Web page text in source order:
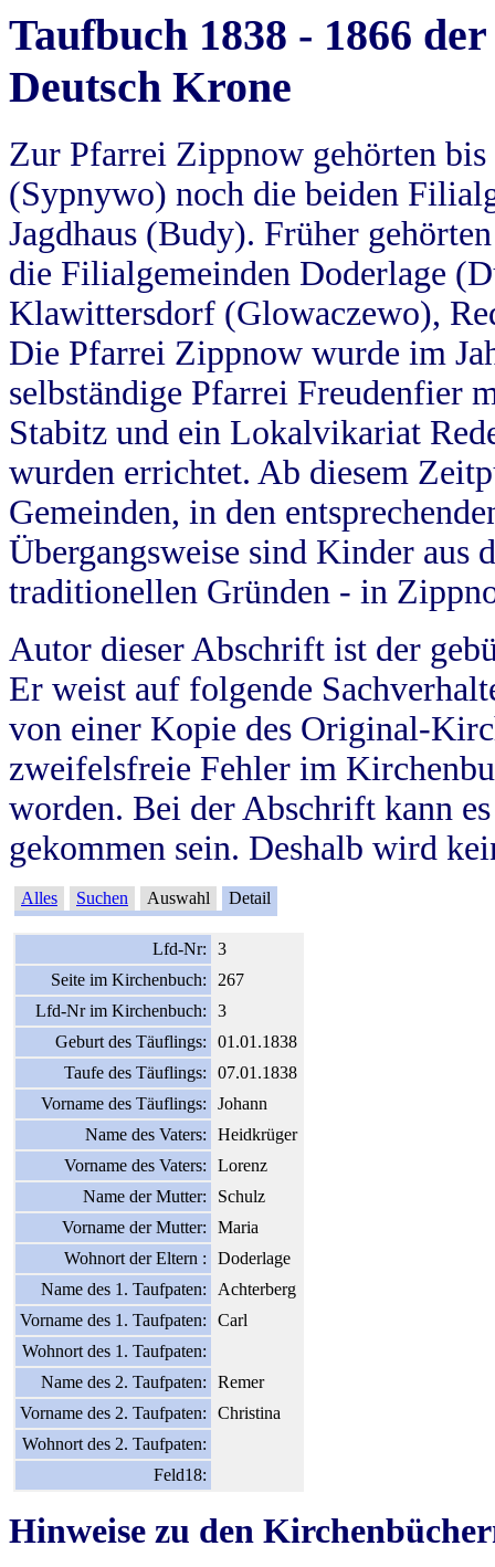
Taufbuch 1838 - 1866
Deutsch Krone
Zur Pfarrei Zippnow gehörten
(Sypnywo) noch die beiden
Jagdhaus (Budy). Früher
die Filialgemeinden Doderlage
Klawittersdorf (Glowaczewo),
Die Pfarrei Zippnow wurde im
selbständige Pfarrei Freudenfier
Stabitz und ein Lokalvikariat
wurden errichtet. Ab diesem
Gemeinden, in den
Übergangsweise sind Kinder aus
traditionellen Gründen - in
Autor dieser Abschrift ist der
Er weist auf folgende
von einer Kopie des Original-
zweifelsfreie Fehler im
worden. Bei der Abschrift kann
gekommen sein. Deshalb wird
Alles Suchen Auswahl Detail
Lfd-Nr:
3
Seite im Kirchenbuch:
267
Lfd-Nr im Kirchenbuch:
3
Geburt des Täuflings:
01.01.1838
Taufe des Täuflings:
07.01.1838
Vorname des Täuflings:
Johann
Name des Vaters:
Heidkrüger
Vorname des Vaters:
Lorenz
Name der Mutter:
Schulz
Vorname der Mutter:
Maria
Wohnort der Eltern :
Doderlage
Name des 1. Taufpaten:
Achterberg
Vorname des 1. Taufpaten:
Carl
Wohnort des 1. Taufpaten:
Name des 2. Taufpaten:
Remer
Vorname des 2. Taufpaten:
Christina
Wohnort des 2. Taufpaten:
Feld18:
Hinweise zu den